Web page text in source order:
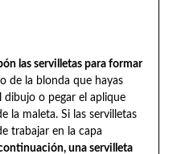
las servilletas para formar
de la blonda que hayas
dibujo o pegar el aplique
la maleta. Si las servilletas
trabajar en la capa
una servilleta